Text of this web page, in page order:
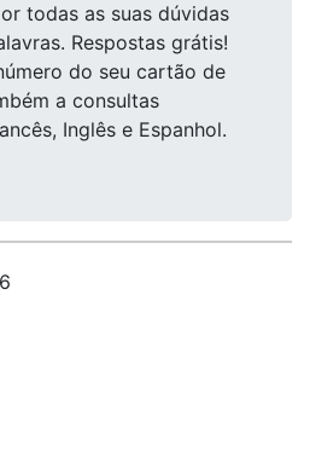
todas as suas dúvidas
Respostas grátis!
do seu cartão de
a consultas
Inglês e Espanhol.